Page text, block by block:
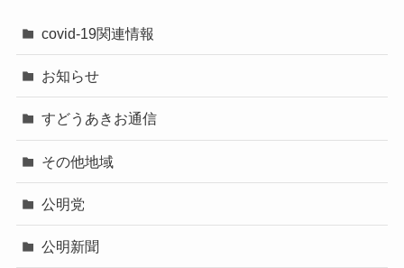
covid-19関連情報
お知らせ
すどうあきお通信
その他地域
公明党
公明新聞